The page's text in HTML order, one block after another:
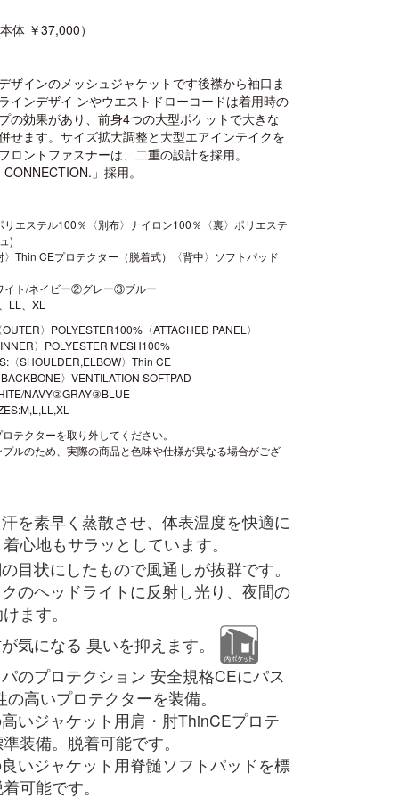
体 ￥37,000）
ザインのメッシュジャケットです後襟から袖口ま
インデザイ ンやウエストドローコードは着用時の
の効果があり、前身4つの大型ポケットで大きな
せます。サイズ拡大調整と大型エアインテイクを
ロントファスナーは、二重の設計を採用。
」採用。
エステル100％〈別布〉ナイロン100％〈裏〉ポリエステ
)
Thin CEプロテクター（脱着式）〈背中〉ソフトパッド
ト/ネイビー②グレー③ブルー
LL、XL
〉POLYESTER100%〈ATTACHED PANEL〉
〉POLYESTER MESH100%
〈SHOULDER,ELBOW〉Thin CE
〉VENTILATION SOFTPAD
NAVY②GRAY③BLUE
テクターを取り外してください。
ルのため、実際の商品と色味や仕様が異なる場合がござ